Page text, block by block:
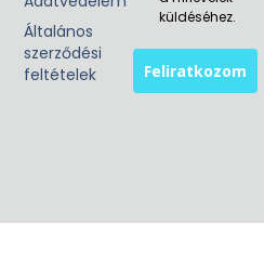
küldéséhez.
Feliratkozom
Általános
szerződési
feltételek